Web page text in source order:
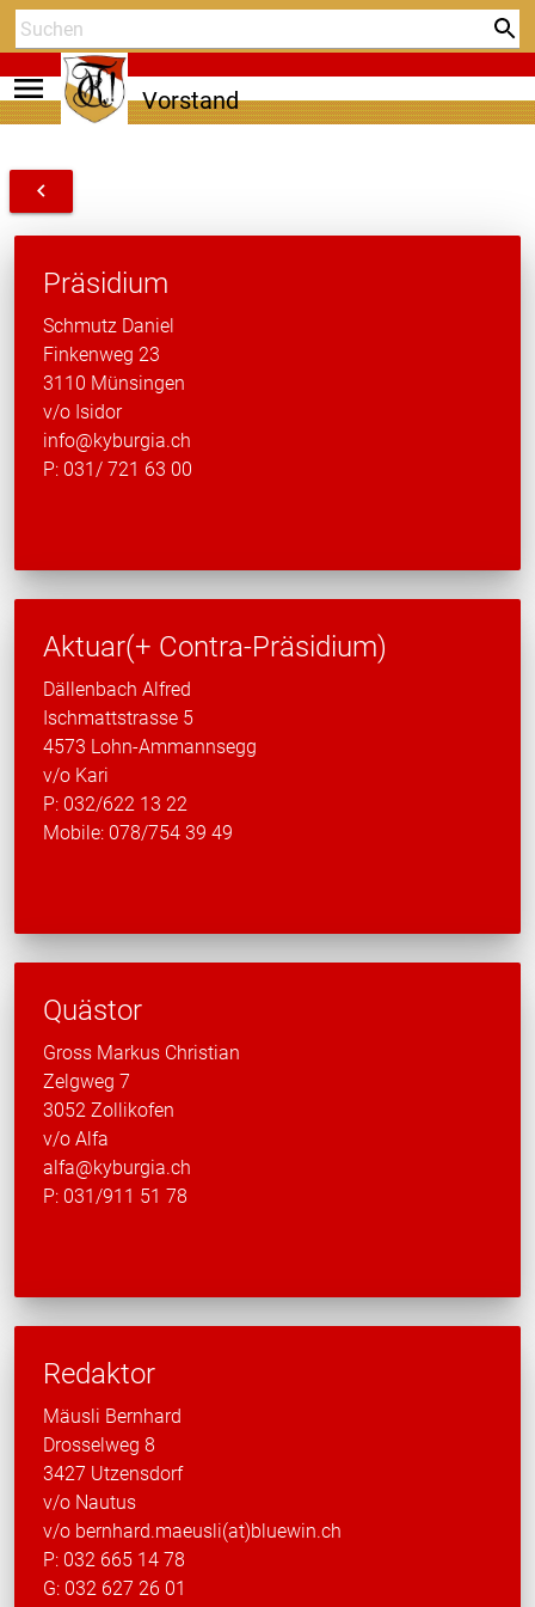
menu Vorstand
navigate_before
Präsidium
Schmutz Daniel
Finkenweg 23
3110 Münsingen
v/o Isidor
info@kyburgia.ch
P: 031/ 721 63 00
Aktuar(+ Contra-Präsidium)
Dällenbach Alfred
Ischmattstrasse 5
4573 Lohn-Ammannsegg
v/o Kari
P: 032/622 13 22
Mobile: 078/754 39 49
Quästor
Gross Markus Christian
Zelgweg 7
3052 Zollikofen
v/o Alfa
alfa@kyburgia.ch
P: 031/911 51 78
Redaktor
Mäusli Bernhard
Drosselweg 8
3427 Utzensdorf
v/o Nautus
v/o bernhard.maeusli(at)bluewin.ch
P: 032 665 14 78
G: 032 627 26 01